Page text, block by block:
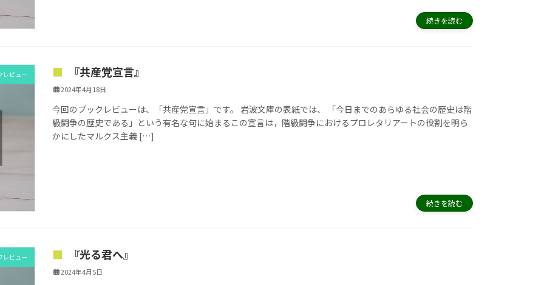
続きを読む
レビュー 『共産党宣言』
2024年4月18日
今回のブックレビューは、「共産党宣言」です。 岩波文庫の表紙では、 「今日までのあらゆる社会の歴史は階
級闘争の歴史である」という有名な句に始まるこの宣言は，階級闘争におけるプロレタリアートの役割を明ら
かにしたマルクス主義 […]
続きを読む
レビュー 『光る君へ』
2024年4月5日